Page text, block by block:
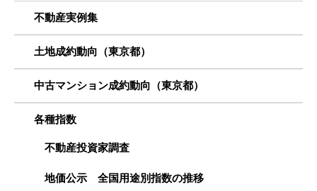
不動産実例集
土地成約動向（東京都）
中古マンション成約動向（東京都）
各種指数
不動産投資家調査
地価公示 全国用途別指数の推移